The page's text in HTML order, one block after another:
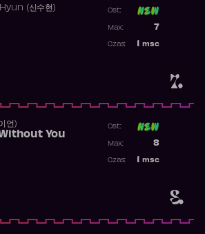
7.
(신수현) Ost:
7
Max:
msc
Czas:
8.
언)
You
Ost:
8
Max:
msc
Czas: